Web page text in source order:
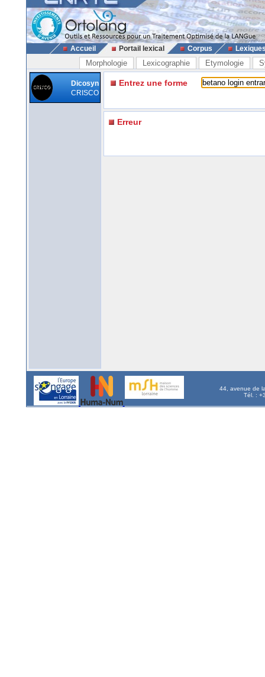
Accueil Portail lexical Corpus
Morphologie Lexicographie Etymologie
Dicosyn
CRISCO
Entrez une forme
Erreur
44, avenue de
Tél. :